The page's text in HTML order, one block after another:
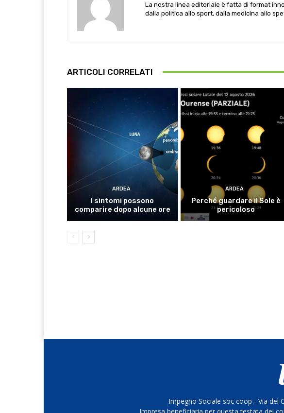
La nostra linea editoriale è fatta di format
dalla politica allo sport, dalla medicina allo
ARTICOLI CORRELATI
ARDEA
I sintomi possono
comparire dopo alcune ore
ARDEA
Perché guardare il Sole è
pericoloso
Impegno Sociale soc coop - Via del